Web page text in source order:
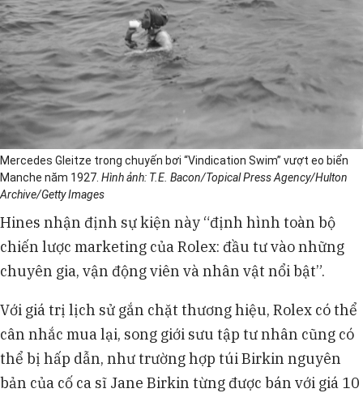
Mercedes Gleitze trong chuyến bơi “Vindication Swim” vượt eo biển
Manche năm 1927. Hình ảnh: T.E. Bacon/Topical Press Agency/Hulton
Archive/Getty Images
Hines nhận định sự kiện này “định hình toàn bộ
chiến lược marketing của Rolex: đầu tư vào những
chuyên gia, vận động viên và nhân vật nổi bật”.
Với giá trị lịch sử gắn chặt thương hiệu, Rolex có thể
cân nhắc mua lại, song giới sưu tập tư nhân cũng có
thể bị hấp dẫn, như trường hợp túi Birkin nguyên
bản của cố ca sĩ Jane Birkin từng được bán với giá 10